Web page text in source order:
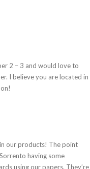
2 – 3 and would love to
I believe you are located in
our products! The point
having some
using our papers. They’re